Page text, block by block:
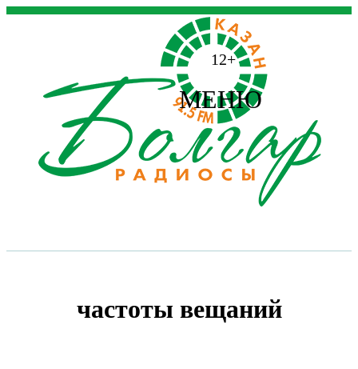
12+
МЕНЮ
частоты вещаний